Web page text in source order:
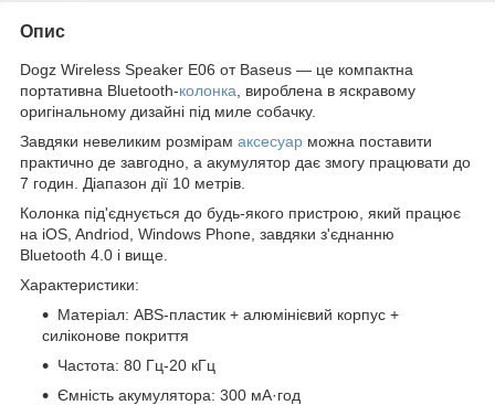
Опис
Dogz Wireless Speaker E06 от Baseus — це компактна
портативна Bluetooth-колонка , вироблена в яскравому
оригінальному дизайні під миле собачку.
Завдяки невеликим розмірам аксесуар можна поставити
практично де завгодно, а акумулятор дає змогу працювати до
7 годин. Діапазон дії 10 метрів.
Колонка під'єднується до будь-якого пристрою, який працює
на iOS, Andriod, Windows Phone, завдяки з'єднанню
Bluetooth 4.0 і вище.
Характеристики:
Матеріал: АBS-пластик + алюмінієвий корпус +
силіконове покриття
Частота: 80 Гц-20 кГц
Ємність акумулятора: 300 мА·год